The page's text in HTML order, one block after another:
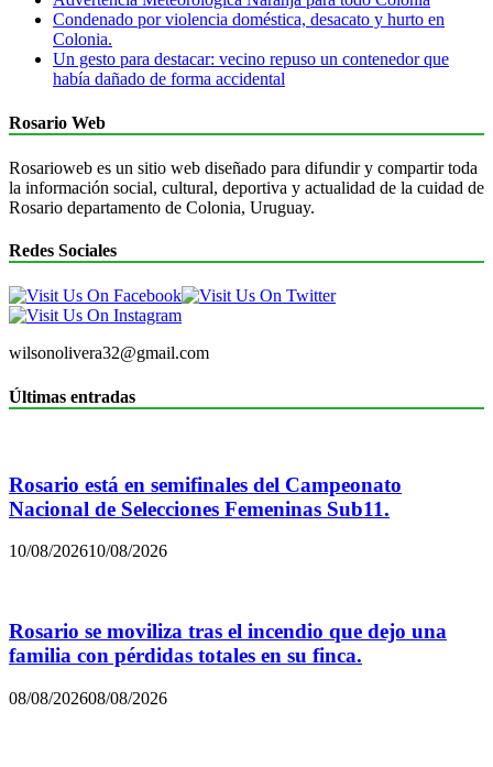
Condenado por violencia doméstica, desacato y hurto en
Colonia.
Un gesto para destacar: vecino repuso un contenedor que
había dañado de forma accidental
Rosario Web
Rosarioweb es un sitio web diseñado para difundir y compartir toda
la información social, cultural, deportiva y actualidad de la cuidad de
Rosario departamento de Colonia, Uruguay.
Redes Sociales
wilsonolivera32@gmail.com
Últimas entradas
Rosario está en semifinales del Campeonato
Nacional de Selecciones Femeninas Sub11.
10/08/202610/08/2026
Rosario se moviliza tras el incendio que dejo una
familia con pérdidas totales en su finca.
08/08/202608/08/2026